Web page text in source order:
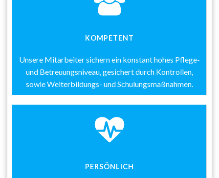
KOMPETENT
Unsere Mitarbeiter sichern ein konstant hohes Pflege-
und Betreuungsniveau, gesichert durch Kontrollen,
sowie Weiterbildungs- und Schulungsmaßnahmen.
PERSÖNLICH